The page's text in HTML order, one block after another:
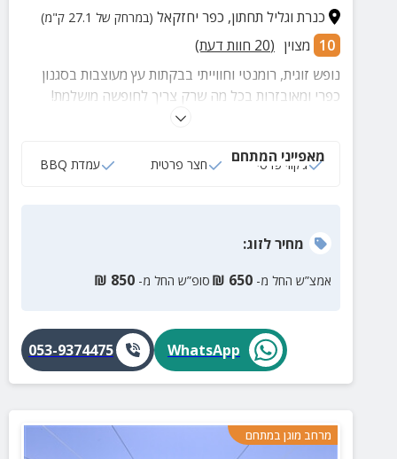
כנרת וגליל תחתון, כפר יחזקאל (במרחק של 27.1 ק"מ)
10 מצוין (
20 חוות דעת)
נופש זוגית, רומנטי וחווייתי בבקתות עץ מעוצבות בסגנון
כפרי ומאובזרות בכל מה שרק צריך לחופשה מושלמת!
מיטה זוגית איכותית, ג'קוזי, בריכה מחוממת במתחם אשר
מאפייני המתחם
ג‘קוזי פרטי חצר פרטית עמדת BBQ
מחירלזוג:
אמצ”ש החל מ- 650
₪ סופ”ש החל מ- 850
₪
WhatsApp
053-9374475
מרחב מוגן במתחם